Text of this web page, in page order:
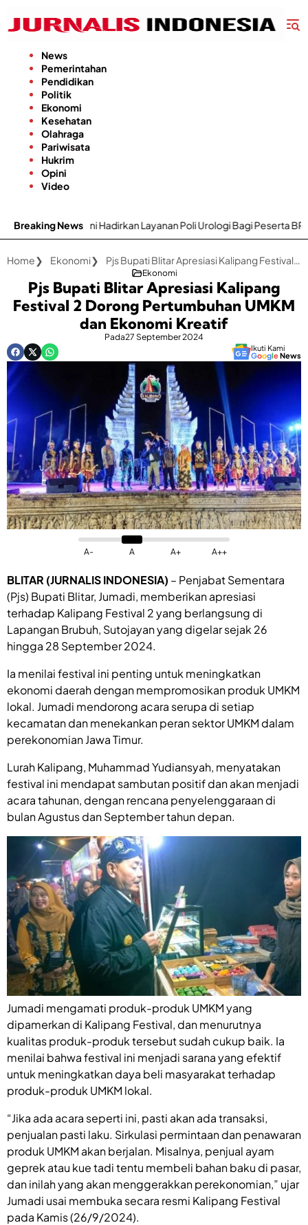
konten
News
Pemerintahan
Pendidikan
Politik
Ekonomi
Kesehatan
Olahraga
Pariwisata
Hukrim
Opini
Video
Breaking News
Layanan Poli Urologi Bagi Peserta BPJS Kesehatan
Home Ekonomi Pjs Bupati Blitar Apresiasi Kalipang Festival 2 Dorong Pertumbuhan UMKM dan Ekonomi Kreatif
Ekonomi
Pjs Bupati Blitar Apresiasi Kalipang
Festival 2 Dorong Pertumbuhan UMKM
dan Ekonomi Kreatif
Pada27 September 2024
Ikuti Kami
GoogleNews
A- A A+ A++
BLITAR (JURNALIS INDONESIA) – Penjabat Sementara
(Pjs) Bupati Blitar, Jumadi, memberikan apresiasi
terhadap Kalipang Festival 2 yang berlangsung di
Lapangan Brubuh, Sutojayan yang digelar sejak 26
hingga 28 September 2024.
Ia menilai festival ini penting untuk meningkatkan
ekonomi daerah dengan mempromosikan produk UMKM
lokal. Jumadi mendorong acara serupa di setiap
kecamatan dan menekankan peran sektor UMKM dalam
perekonomian Jawa Timur.
Lurah Kalipang, Muhammad Yudiansyah, menyatakan
festival ini mendapat sambutan positif dan akan menjadi
acara tahunan, dengan rencana penyelenggaraan di
bulan Agustus dan September tahun depan.
Jumadi mengamati produk-produk UMKM yang
dipamerkan di Kalipang Festival, dan menurutnya
kualitas produk-produk tersebut sudah cukup baik. Ia
menilai bahwa festival ini menjadi sarana yang efektif
untuk meningkatkan daya beli masyarakat terhadap
produk-produk UMKM lokal.
“Jika ada acara seperti ini, pasti akan ada transaksi,
penjualan pasti laku. Sirkulasi permintaan dan penawaran
produk UMKM akan berjalan. Misalnya, penjual ayam
geprek atau kue tadi tentu membeli bahan baku di pasar,
dan inilah yang akan menggerakkan perekonomian,” ujar
Jumadi usai membuka secara resmi Kalipang Festival
pada Kamis (26/9/2024).